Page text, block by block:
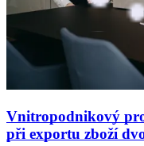
Vnitropodnikový
při exportu zboží